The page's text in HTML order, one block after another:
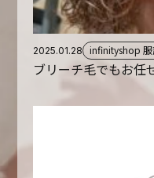
2025.01.28 infinityshop
ブリーチ毛でもお任